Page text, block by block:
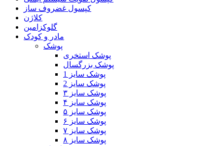
کپسول غضروف ساز
کلاژن
گلوکزامین
مادر و کودک
پوشک
پوشک استخری
پوشک بزرگسال
پوشک سایز 1
پوشک سایز 2
پوشک سایز ۳
پوشک سایز ۴
پوشک سایز ۵
پوشک سایز ۶
پوشک سایز ۷
پوشک سایز ۸